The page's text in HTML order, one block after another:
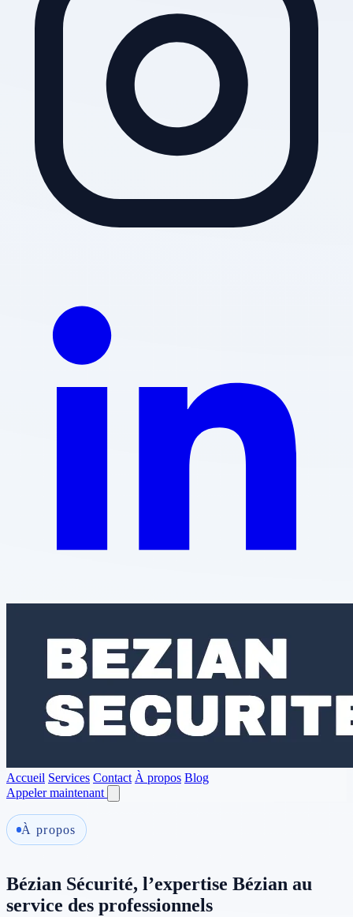
Accueil Services Contact À propos Blog
Appeler maintenant
À propos
Bézian Sécurité, l’expertise Bézian au
service des professionnels